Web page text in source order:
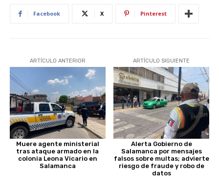
Facebook X Pinterest
ARTÍCULO ANTERIOR
Muere agente ministerial
tras ataque armado en la
colonia Leona Vicario en
Salamanca
ARTÍCULO SIGUIENTE
Alerta Gobierno de
Salamanca por mensajes
falsos sobre multas; advierte
riesgo de fraude y robo de
datos